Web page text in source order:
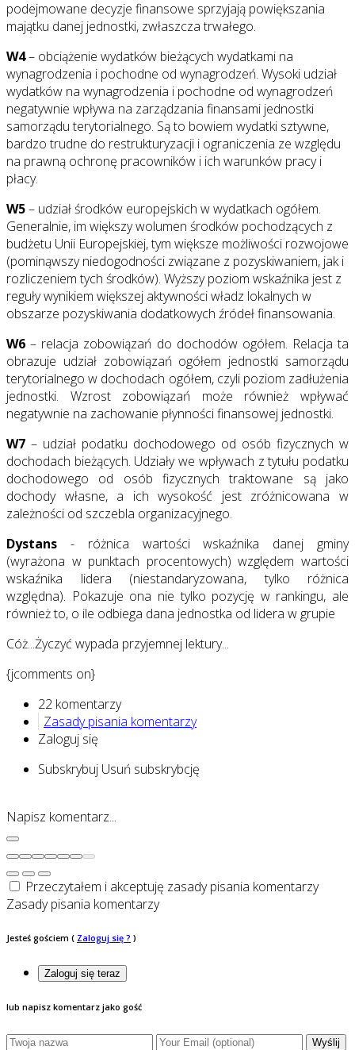
podejmowane decyzje finansowe sprzyjają powiększania
majątku danej jednostki, zwłaszcza trwałego.
W4– obciążenie wydatków bieżących wydatkami na
wynagrodzenia i pochodne od wynagrodzeń. Wysoki udział
wydatków na wynagrodzenia i pochodne od wynagrodzeń
negatywnie wpływa na zarządzania finansami jednostki
samorządu terytorialnego. Są to bowiem wydatki sztywne,
bardzo trudne do restrukturyzacji i ograniczenia ze względu
na prawną ochronę pracowników i ich warunków pracy i
płacy.
W5– udział środków europejskich w wydatkach ogółem.
Generalnie, im większy wolumen środków pochodzących z
budżetu Unii Europejskiej, tym większe możliwości rozwojowe
(pominąwszy niedogodności związane z pozyskiwaniem, jak i
rozliczeniem tych środków). Wyższy poziom wskaźnika jest z
reguły wynikiem większej aktywności władz lokalnych w
obszarze pozyskiwania dodatkowych źródeł finansowania.
W6 – relacja zobowiązań do dochodów ogółem. Relacja ta
obrazuje udział zobowiązań ogółem jednostki samorządu
terytorialnego w dochodach ogółem, czyli poziom zadłużenia
jednostki. Wzrost zobowiązań może również wpływać
negatywnie na zachowanie płynności finansowej jednostki.
W7 – udział podatku dochodowego od osób fizycznych w
dochodach bieżących. Udziały we wpływach z tytułu podatku
dochodowego od osób fizycznych traktowane są jako
dochody własne, a ich wysokość jest zróżnicowana w
zależności od szczebla organizacyjnego.
Dystans - różnica wartości wskaźnika danej gminy
(wyrażona w punktach procentowych) względem wartości
wskaźnika lidera (niestandaryzowana, tylko różnica
względna). Pokazuje ona nie tylko pozycję w rankingu, ale
również to, o ile odbiega dana jednostka od lidera w grupie
Cóż...Życzyć wypada przyjemnej lektury...
{jcomments on}
22 komentarzy
Zasady pisania komentarzy
Zaloguj się
Subskrybuj Usuń subskrybcję
Napisz komentarz...
Przeczytałem i akceptuję zasady pisania komentarzy
Zasady pisania komentarzy
Jesteś gościem ( Zaloguj się ? )
Zaloguj się teraz
lub napisz komentarz jako gość
Wyślij